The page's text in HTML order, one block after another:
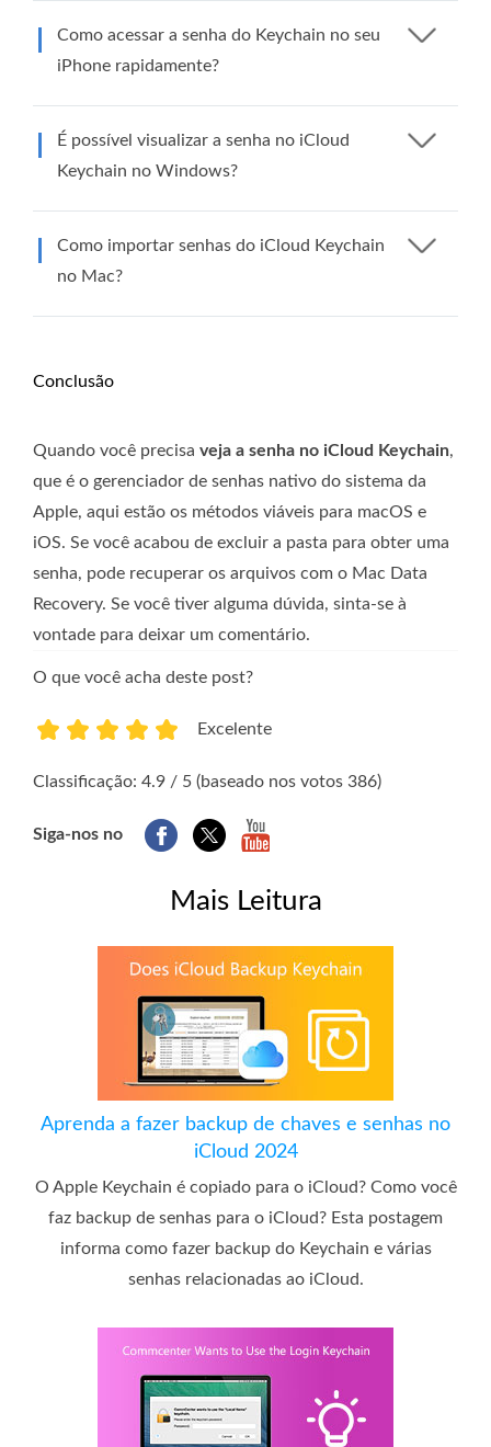
Como acessar a senha do Keychain no seu
iPhone rapidamente?
É possível visualizar a senha no iCloud
Keychain no Windows?
Como importar senhas do iCloud Keychain
no Mac?
Conclusão
Quando você precisa veja a senha no iCloud Keychain,
que é o gerenciador de senhas nativo do sistema da
Apple, aqui estão os métodos viáveis ​​para macOS e
iOS. Se você acabou de excluir a pasta para obter uma
senha, pode recuperar os arquivos com o Mac Data
Recovery. Se você tiver alguma dúvida, sinta-se à
vontade para deixar um comentário.
O que você acha deste post?
Excelente
Classificação: 4.9 / 5 (baseado nos votos 386)
Siga-nos no
Mais Leitura
Aprenda a fazer backup de chaves e senhas no
iCloud 2024
O Apple Keychain é copiado para o iCloud? Como você
faz backup de senhas para o iCloud? Esta postagem
informa como fazer backup do Keychain e várias
senhas relacionadas ao iCloud.